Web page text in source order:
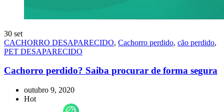
30 set
CACHORRO DESAPARECIDO, Cachorro perdido, cão perdido,
PET DESAPARECIDO
Cachorro perdido? Saiba procurar de forma segura
outubro 9, 2020
Hot